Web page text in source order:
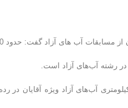
رشته آب‌های آزاد است.